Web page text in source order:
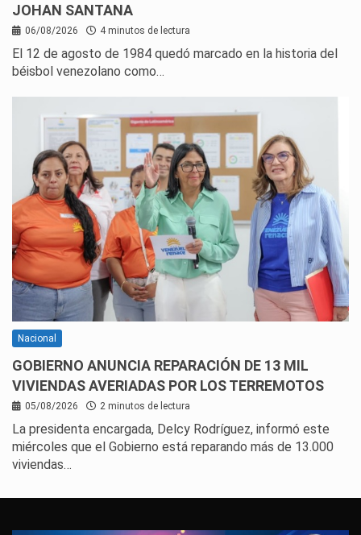
JOHAN SANTANA
06/08/2026 4 minutos de lectura
El 12 de agosto de 1984 quedó marcado en la historia del
béisbol venezolano como…
Nacional
GOBIERNO ANUNCIA REPARACIÓN DE 13 MIL
VIVIENDAS AVERIADAS POR LOS TERREMOTOS
05/08/2026 2 minutos de lectura
La presidenta encargada, Delcy Rodríguez, informó este
miércoles que el Gobierno está reparando más de 13.000
viviendas…